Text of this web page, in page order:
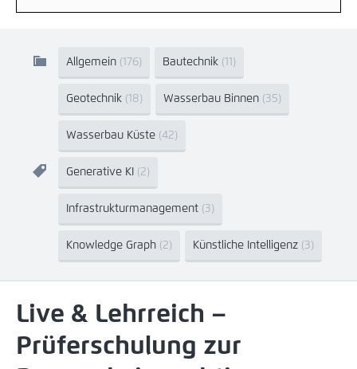
Allgemein (176) Bautechnik (11)
Geotechnik (18) Wasserbau Binnen (35)
Wasserbau Küste (42)
Generative KI (2)
Infrastrukturmanagement (3)
Knowledge Graph (2) Künstliche Intelligenz (3)
Live & Lehrreich –
Prüferschulung zur